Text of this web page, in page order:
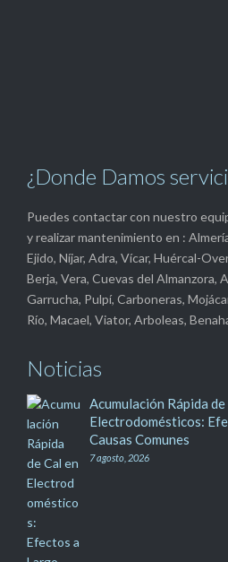
¿Donde Damos
Puedes contactar con nuestro
y realizar mantenimiento en :
Ejido, Níjar, Adra, Vícar, Huércal-
Berja, Vera, Cuevas del Almanzora,
Garrucha, Pulpí, Carboneras,
Río, Macael, Viator, Arboleas,
Noticias
Acumulación Rápida de
Electrodomésticos:
Causas Comunes
7 agosto, 2026